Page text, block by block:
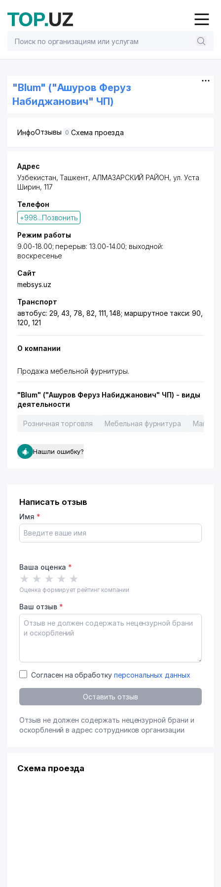
"Blum" ("Ашуров Феруз
Набиджанович" ЧП)
ИнфоОтзывы 0 Схема проезда
Адрес
Узбекистан,Ташкент, АЛМАЗАРСКИЙ РАЙОН,ул. Уста
Ширин, 117
Телефон
+998...Позвонить
Режим работы
9.00-18.00; перерыв: 13.00-14.00; выходной:
воскресенье
Сайт
mebsys.uz
Транспорт
автобус: 29, 43, 78, 82, 111, 148; маршрутное такси: 90,
120, 121
О компании
Продажа мебельной фурнитуры.
"Blum" ("Ашуров Феруз Набиджанович" ЧП) - виды
деятельности
Розничная торговля Мебельная фурнитура
Нашли ошибку?
Написать отзыв
Имя *
Ваша оценка *
★ ★ ★ ★ ★
Оценка формирует рейтинг компании
Ваш отзыв *
Согласен на обработку персональных данных
Оставить отзыв
Отзыв не должен содержать нецензурной брани и
оскорблений в адрес сотрудников организации
Схема проезда